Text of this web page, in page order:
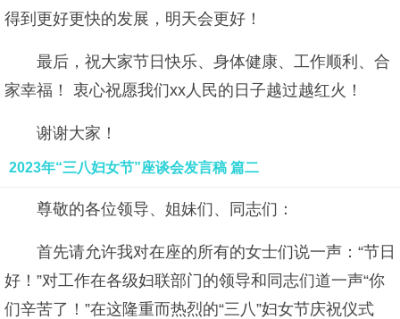
得到更好更快的发展，明天会更好！
最后，祝大家节日快乐、身体健康、工作顺利、合
家幸福！ 衷心祝愿我们xx人民的日子越过越红火！
谢谢大家！
2023年“三八妇女节”座谈会发言稿 篇二
尊敬的各位领导、姐妹们、同志们：
首先请允许我对在座的所有的女士们说一声：“节日
好！”对工作在各级妇联部门的领导和同志们道一声“你
们辛苦了！”在这隆重而热烈的“三八”妇女节庆祝仪式